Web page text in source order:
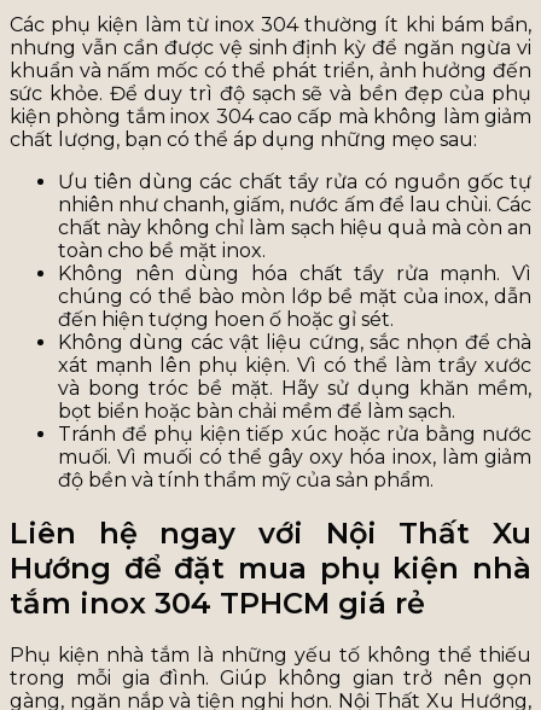
Các phụ kiện làm từ inox 304 thường ít khi bám bẩn,
nhưng vẫn cần được vệ sinh định kỳ để ngăn ngừa vi
khuẩn và nấm mốc có thể phát triển, ảnh hưởng đến
sức khỏe. Để duy trì độ sạch sẽ và bền đẹp của phụ
kiện phòng tắm inox 304 cao cấp mà không làm giảm
chất lượng, bạn có thể áp dụng những mẹo sau:
Ưu tiên dùng các chất tẩy rửa có nguồn gốc tự
nhiên như chanh, giấm, nước ấm để lau chùi. Các
chất này không chỉ làm sạch hiệu quả mà còn an
toàn cho bề mặt inox.
Không nên dùng hóa chất tẩy rửa mạnh. Vì
chúng có thể bào mòn lớp bề mặt của inox, dẫn
đến hiện tượng hoen ố hoặc gỉ sét.
Không dùng các vật liệu cứng, sắc nhọn để chà
xát mạnh lên phụ kiện. Vì có thể làm trầy xước
và bong tróc bề mặt. Hãy sử dụng khăn mềm,
bọt biển hoặc bàn chải mềm để làm sạch.
Tránh để phụ kiện tiếp xúc hoặc rửa bằng nước
muối. Vì muối có thể gây oxy hóa inox, làm giảm
độ bền và tính thẩm mỹ của sản phẩm.
Liên hệ ngay với Nội Thất Xu
Hướng để đặt mua phụ kiện nhà
tắm inox 304 TPHCM giá rẻ
Phụ kiện nhà tắm là những yếu tố không thể thiếu
trong mỗi gia đình. Giúp không gian trở nên gọn
gàng, ngăn nắp và tiện nghi hơn. Nội Thất Xu Hướng,